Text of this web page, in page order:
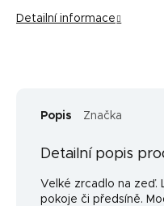
Detailní informace
Popis Značka
Detailní popis
Velké zrcadlo na zeď.
pokoje či předsíně.